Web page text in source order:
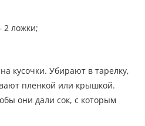
2 ложки;
кусочки. Убирают в тарелку,
пленкой или крышкой.
они дали сок, с которым